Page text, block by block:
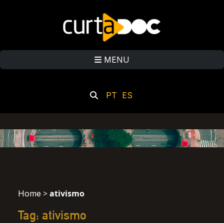
MENU
PT ES
Home >ativismo
Tag: ativismo